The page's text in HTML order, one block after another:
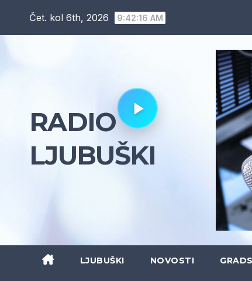
Čet. kol 6th, 2026 9:42:17 AM
RADIO
LJUBUŠKI
LJUBUŠKI NOVOSTI